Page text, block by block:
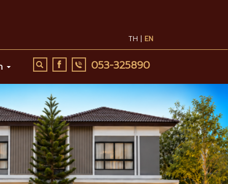
TH | EN
053-325890